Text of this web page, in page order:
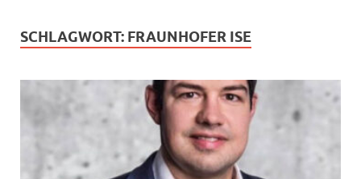
SCHLAGWORT: FRAUNHOFER ISE